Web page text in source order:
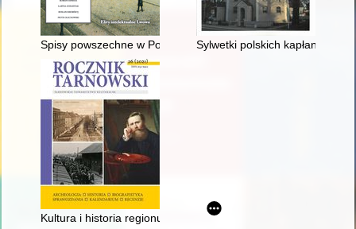
Spisy powszechne w Polsce w latach 1921 i 1931 jako
Sylwetki polskich kapłanów w
Kultura i historia regionu brzeskiego - sprawozdanie z